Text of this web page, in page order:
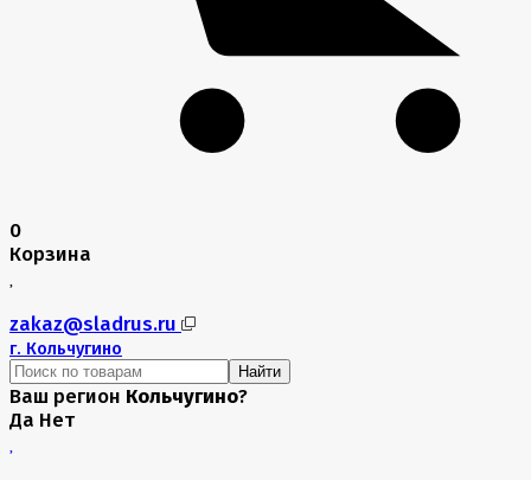
0
Корзина
zakaz@sladrus.ru
г. Кольчугино
Найти
Ваш регион Кольчугино?
Да Нет